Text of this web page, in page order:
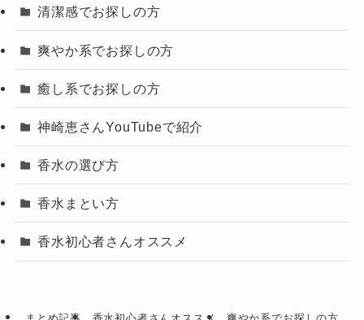
清潔感でお探しの方
爽やか系でお探しの方
癒し系でお探しの方
神崎恵さんYouTubeで紹介
香水の選び方
香水まとい方
香水初心者さんオススメ